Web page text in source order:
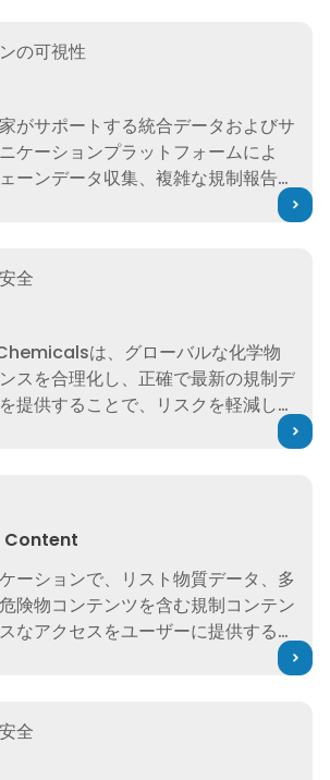
の可視性
がサポートする統合データおよびサ
ケーションプラットフォームによ
ーンデータ収集、複雑な規制報告、
全
は、グローバルな化学物
スを合理化し、正確で最新の規制デ
提供することで、リスクを軽減し、
Content
ーションで、リスト物質データ、多
険物コンテンツを含む規制コンテン
なアクセスをユーザーに提供するよ
強力なツールを使用して、コンプライ
全